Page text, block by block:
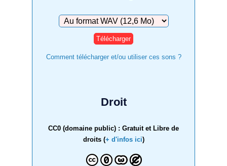
Télécharger
Comment télécharger et/ou utiliser ces sons ?
Droit
CC0 (domaine public) : Gratuit et Libre de
droits (+ d'infos ici)